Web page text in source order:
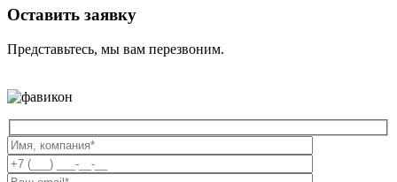
Оставить заявку
Представьтесь, мы вам перезвоним.